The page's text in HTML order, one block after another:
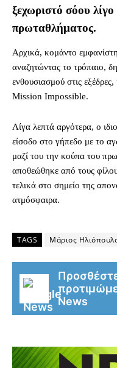
ξεχωριστό σόου
πρωταθλήματος.
Αρχικά, κομάντο
αναζητώντας το τρόπαιο,
ενθουσιασμού στις
Mission Impossible.
Λίγα λεπτά αργότερα, ο
είσοδο στο γήπεδο με το
μαζί του την κούπα του
αποθεώθηκε από τους
τελικά στο σημείο της
ατμόσφαιρα.
TAGS Μάριος
News